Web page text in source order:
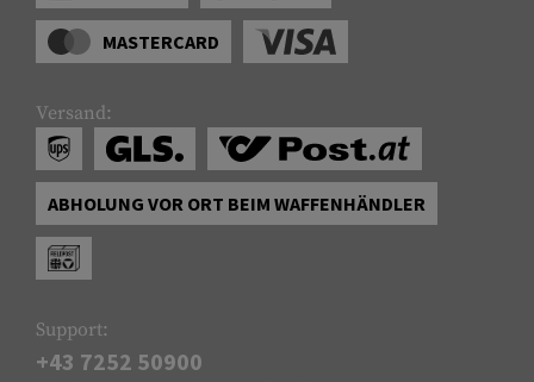
MASTERCARD
Versand:
ABHOLUNG VOR ORT BEIM WAFFENHÄNDLER
Support:
+43 7252 50900